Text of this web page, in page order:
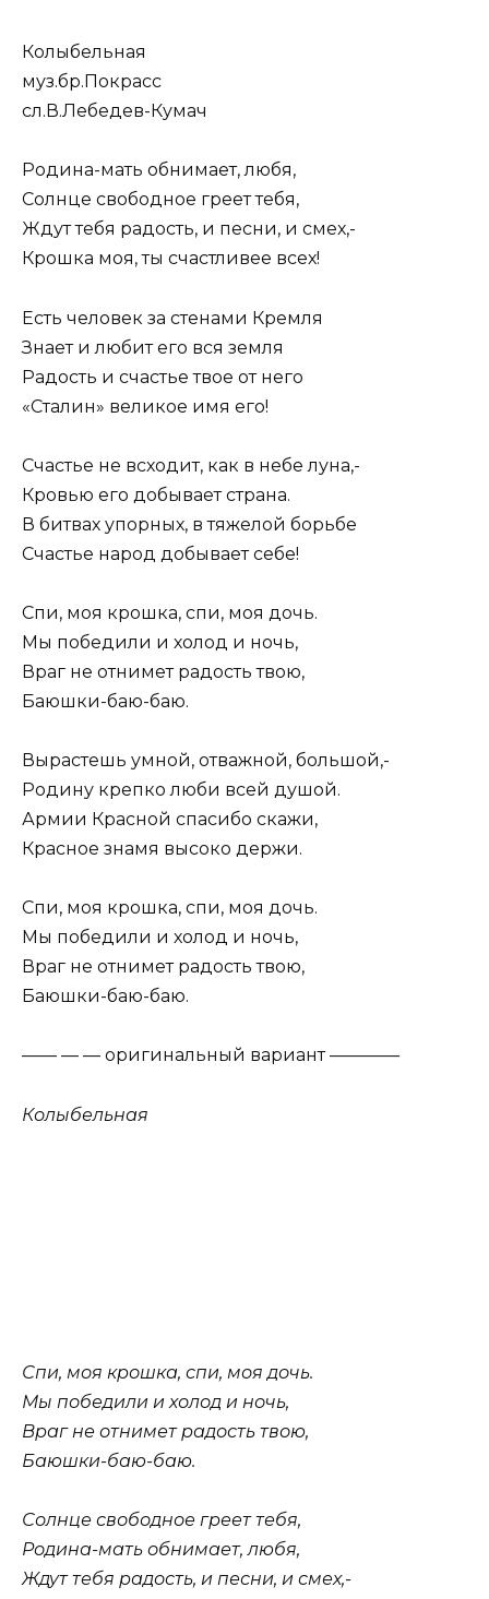
Колыбельная
муз.бр.Покрасс
сл.В.Лебедев-Кумач
Родина-мать обнимает, любя,
Солнце свободное греет тебя,
Ждут тебя радость, и песни, и смех,-
Крошка моя, ты счастливее всех!
Есть человек за стенами Кремля
Знает и любит его вся земля
Радость и счастье твое от него
«Сталин» великое имя его!
Счастье не всходит, как в небе луна,-
Кровью его добывает страна.
В битвах упорных, в тяжелой борьбе
Счастье народ добывает себе!
Спи, моя крошка, спи, моя дочь.
Мы победили и холод и ночь,
Враг не отнимет радость твою,
Баюшки-баю-баю.
Вырастешь умной, отважной, большой,-
Родину крепко люби всей душой.
Армии Красной спасибо скажи,
Красное знамя высоко держи.
Спи, моя крошка, спи, моя дочь.
Мы победили и холод и ночь,
Враг не отнимет радость твою,
Баюшки-баю-баю.
—— — — оригинальный вариант ————
Колыбельная
Спи, моя крошка, спи, моя дочь.
Мы победили и холод и ночь,
Враг не отнимет радость твою,
Баюшки-баю-баю.
Солнце свободное греет тебя,
Родина-мать обнимает, любя,
Ждут тебя радость, и песни, и смех,-